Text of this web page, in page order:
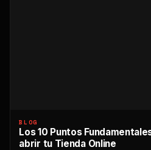
BLOG
Los 10 Puntos
abrir tu Tienda Online